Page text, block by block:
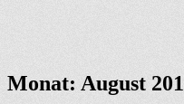
Monat: August